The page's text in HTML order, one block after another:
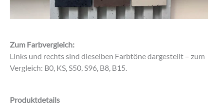
Zum Farbvergleich:
Links und rechts sind dieselben Farbtöne dargestellt – zum
Vergleich: B0, KS, S50, S96, B8, B15.
Produktdetails